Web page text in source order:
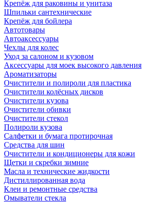
Крепёж для раковины и унитаза
Шпильки сантехнические
Крепёж для бойлера
Автотовары
Автоаксессуары
Чехлы для колес
Уход за салоном и кузовом
Аксессуары для моек высокого давления
Ароматизаторы
Очистители и полироли для пластика
Очистители колёсных дисков
Очистители кузова
Очистители обивки
Очистители стекол
Полироли кузова
Салфетки и бумага протирочная
Средства для шин
Очистители и кондиционеры для кожи
Щетки и скребки зимние
Масла и технические жидкости
Дистиллированная вода
Клеи и ремонтные средства
Омыватели стекла